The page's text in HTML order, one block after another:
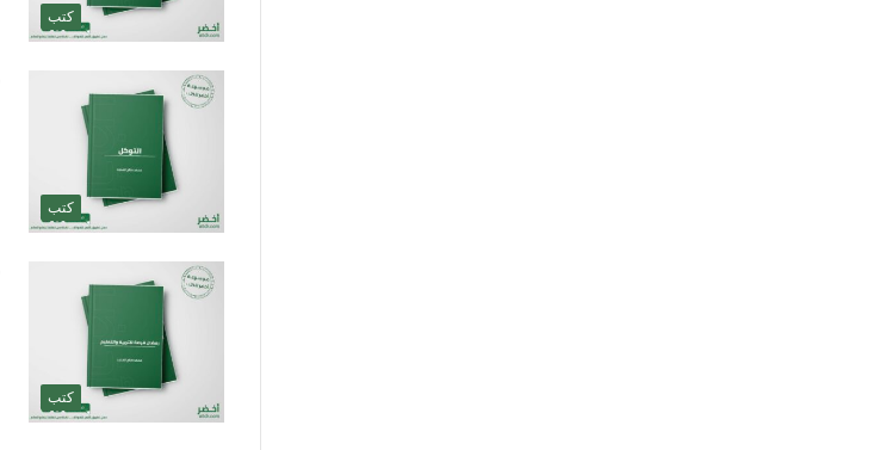
كتب
كتب
كتب